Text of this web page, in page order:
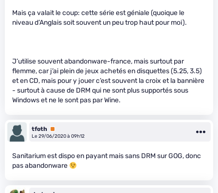
Mais ça valait le coup: cette série est géniale (quoique le
niveau d’Anglais soit souvent un peu trop haut pour moi).
J’utilise souvent abandonware-france, mais surtout par
flemme, car j’ai plein de jeux achetés en disquettes (5.25, 3.5)
et en CD, mais pour y jouer c’est souvent la croix et la bannière
- surtout à cause de DRM qui ne sont plus supportés sous
Windows et ne le sont pas par Wine.
tfoth Premium
Le 29/06/2020 à 09h12
Sanitarium est dispo en payant mais sans DRM sur GOG, donc
pas abandonware